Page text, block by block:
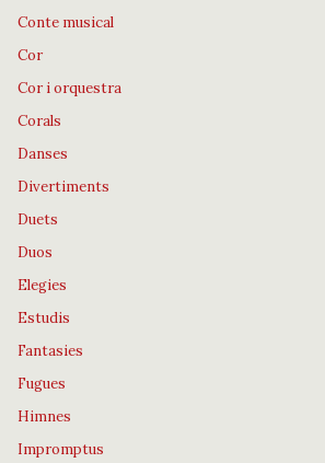
Conte musical
Cor
Cor i orquestra
Corals
Danses
Divertiments
Duets
Duos
Elegies
Estudis
Fantasies
Fugues
Himnes
Impromptus